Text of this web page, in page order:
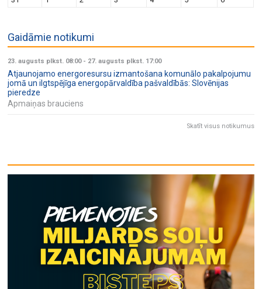
Gaidāmie notikumi
23. augusts plkst. 08:00- 27. augusts plkst. 17:00
Atjaunojamo energoresursu izmantošana komunālo pakalpojumu
jomā un ilgtspējīga energopārvaldība pašvaldībās: Slovēnijas
pieredze
Apmaiņas brauciens
Skatīt visus notikumus